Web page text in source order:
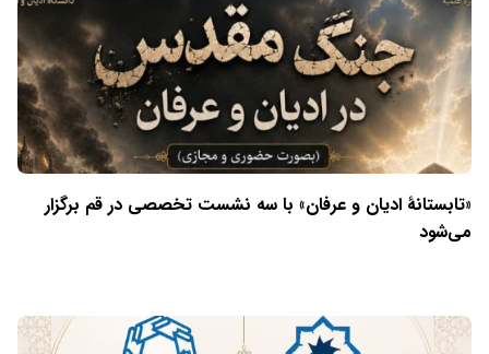
«تابستانهٔ ادیان و عرفان» با سه نشست تخصصی در قم برگزار
می‌شود